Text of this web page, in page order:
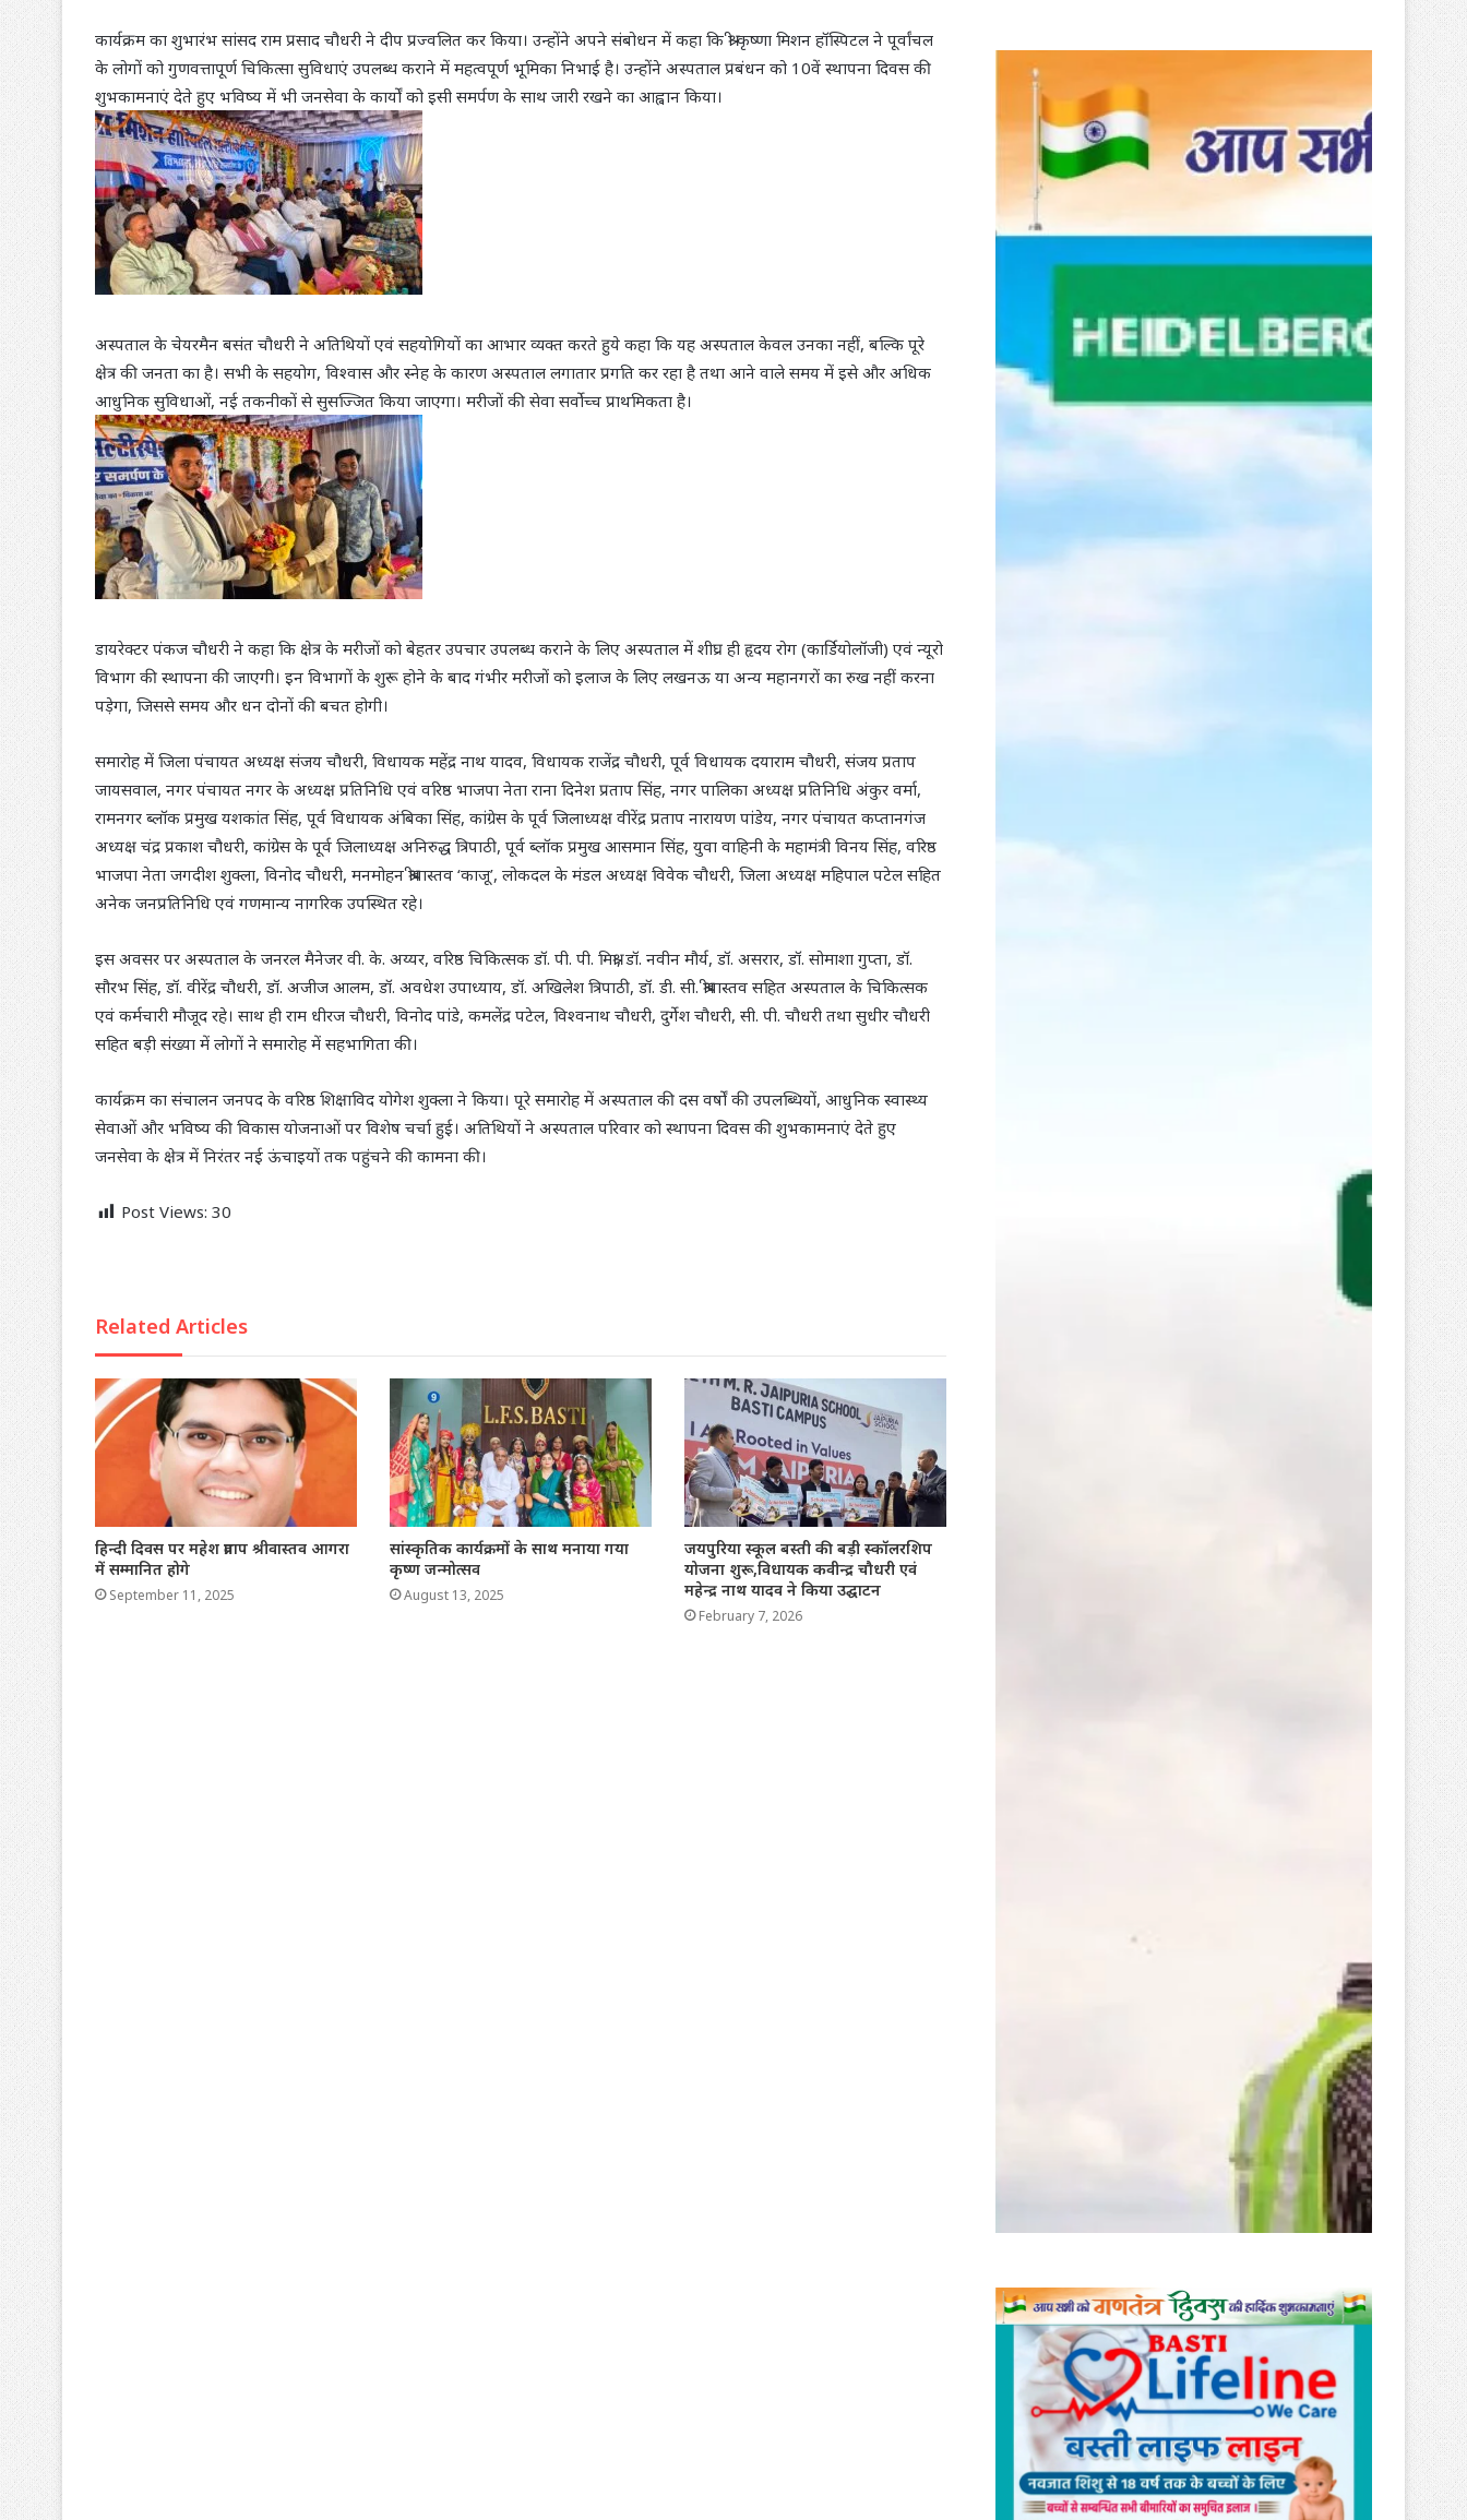
कार्यक्रम का शुभारंभ सांसद राम प्रसाद चौधरी ने दीप प्रज्वलित कर किया। उन्होंने अपने संबोधन में कहा कि श्री कृष्णा मिशन हॉस्पिटल ने पूर्वांचल
के लोगों को गुणवत्तापूर्ण चिकित्सा सुविधाएं उपलब्ध कराने में महत्वपूर्ण भूमिका निभाई है। उन्होंने अस्पताल प्रबंधन को 10वें स्थापना दिवस की
शुभकामनाएं देते हुए भविष्य में भी जनसेवा के कार्यों को इसी समर्पण के साथ जारी रखने का आह्वान किया।
अस्पताल के चेयरमैन बसंत चौधरी ने अतिथियों एवं सहयोगियों का आभार व्यक्त करते हुये कहा कि यह अस्पताल केवल उनका नहीं, बल्कि पूरे
क्षेत्र की जनता का है। सभी के सहयोग, विश्वास और स्नेह के कारण अस्पताल लगातार प्रगति कर रहा है तथा आने वाले समय में इसे और अधिक
आधुनिक सुविधाओं, नई तकनीकों से सुसज्जित किया जाएगा। मरीजों की सेवा सर्वोच्च प्राथमिकता है।
डायरेक्टर पंकज चौधरी ने कहा कि क्षेत्र के मरीजों को बेहतर उपचार उपलब्ध कराने के लिए अस्पताल में शीघ्र ही हृदय रोग (कार्डियोलॉजी) एवं न्यूरो
विभाग की स्थापना की जाएगी। इन विभागों के शुरू होने के बाद गंभीर मरीजों को इलाज के लिए लखनऊ या अन्य महानगरों का रुख नहीं करना
पड़ेगा, जिससे समय और धन दोनों की बचत होगी।
समारोह में जिला पंचायत अध्यक्ष संजय चौधरी, विधायक महेंद्र नाथ यादव, विधायक राजेंद्र चौधरी, पूर्व विधायक दयाराम चौधरी, संजय प्रताप
जायसवाल, नगर पंचायत नगर के अध्यक्ष प्रतिनिधि एवं वरिष्ठ भाजपा नेता राना दिनेश प्रताप सिंह, नगर पालिका अध्यक्ष प्रतिनिधि अंकुर वर्मा,
रामनगर ब्लॉक प्रमुख यशकांत सिंह, पूर्व विधायक अंबिका सिंह, कांग्रेस के पूर्व जिलाध्यक्ष वीरेंद्र प्रताप नारायण पांडेय, नगर पंचायत कप्तानगंज
अध्यक्ष चंद्र प्रकाश चौधरी, कांग्रेस के पूर्व जिलाध्यक्ष अनिरुद्ध त्रिपाठी, पूर्व ब्लॉक प्रमुख आसमान सिंह, युवा वाहिनी के महामंत्री विनय सिंह, वरिष्ठ
भाजपा नेता जगदीश शुक्ला, विनोद चौधरी, मनमोहन श्रीवास्तव ‘काजू’, लोकदल के मंडल अध्यक्ष विवेक चौधरी, जिला अध्यक्ष महिपाल पटेल सहित
अनेक जनप्रतिनिधि एवं गणमान्य नागरिक उपस्थित रहे।
इस अवसर पर अस्पताल के जनरल मैनेजर वी. के. अय्यर, वरिष्ठ चिकित्सक डॉ. पी. पी. मिश्रा, डॉ. नवीन मौर्य, डॉ. असरार, डॉ. सोमाशा गुप्ता, डॉ.
सौरभ सिंह, डॉ. वीरेंद्र चौधरी, डॉ. अजीज आलम, डॉ. अवधेश उपाध्याय, डॉ. अखिलेश त्रिपाठी, डॉ. डी. सी. श्रीवास्तव सहित अस्पताल के चिकित्सक
एवं कर्मचारी मौजूद रहे। साथ ही राम धीरज चौधरी, विनोद पांडे, कमलेंद्र पटेल, विश्वनाथ चौधरी, दुर्गेश चौधरी, सी. पी. चौधरी तथा सुधीर चौधरी
सहित बड़ी संख्या में लोगों ने समारोह में सहभागिता की।
कार्यक्रम का संचालन जनपद के वरिष्ठ शिक्षाविद योगेश शुक्ला ने किया। पूरे समारोह में अस्पताल की दस वर्षों की उपलब्धियों, आधुनिक स्वास्थ्य
सेवाओं और भविष्य की विकास योजनाओं पर विशेष चर्चा हुई। अतिथियों ने अस्पताल परिवार को स्थापना दिवस की शुभकामनाएं देते हुए
जनसेवा के क्षेत्र में निरंतर नई ऊंचाइयों तक पहुंचने की कामना की।
Post Views: 30
Related Articles
हिन्दी दिवस पर महेश प्रताप श्रीवास्तव आगरा
में सम्मानित होगे
September 11, 2025
सांस्कृतिक कार्यक्रमों के साथ मनाया गया
कृष्ण जन्मोत्सव
August 13, 2025
जयपुरिया स्कूल बस्ती की बड़ी स्कॉलरशिप
योजना शुरू,विधायक कवीन्द्र चौधरी एवं
महेन्द्र नाथ यादव ने किया उद्घाटन
February 7, 2026